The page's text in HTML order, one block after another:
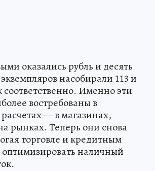
оказались рубль и десять
насобирали 113 и
соответственно. Именно эти
востребованы в
— в магазинах,
рынках. Теперь они снова
торговле и кредитным
наличный